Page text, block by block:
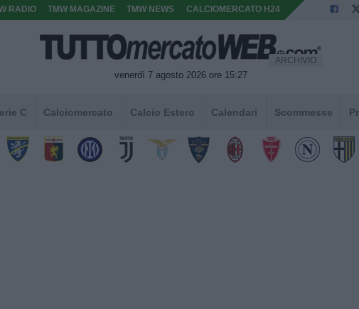
RADIO TMW MAGAZINE TMW NEWS CALCIOMERCATO H24
venerdì 7 agosto 2026 ore 15:27
ARCHIVIO
C Calciomercato Calcio Estero Calendari Scommesse